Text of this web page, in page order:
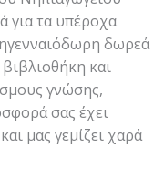
για τα υπέροχα
δωρεά
και
γνώσης,
σας έχει
μας γεμίζει χαρά